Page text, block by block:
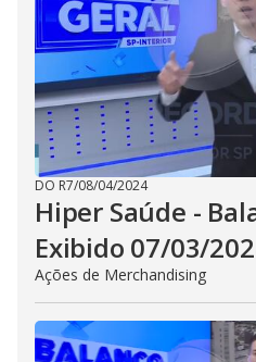
DO R7/08/04/2024
Hiper Saúde -
Exibido 07/03/
Ações de Merchandising